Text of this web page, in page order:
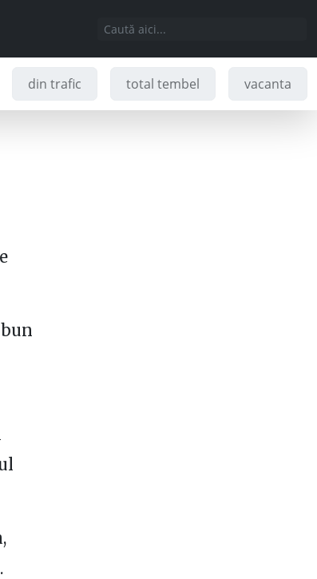
din trafic total tembel vacanta